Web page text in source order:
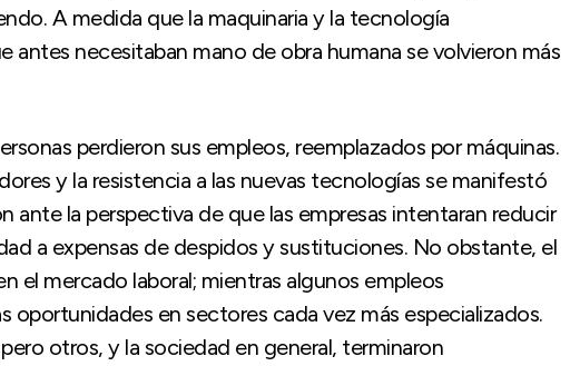
A medida que la maquinaria y la tecnología
antes necesitaban mano de obra humana se volvieron más
perdieron sus empleos, reemplazados por máquinas.
y la resistencia a las nuevas tecnologías se manifestó
ante la perspectiva de que las empresas intentaran reducir
a expensas de despidos y sustituciones. No obstante, el
el mercado laboral; mientras algunos empleos
oportunidades en sectores cada vez más especializados.
otros, y la sociedad en general, terminaron